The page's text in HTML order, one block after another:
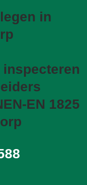
in
inspecteren
EN 1825